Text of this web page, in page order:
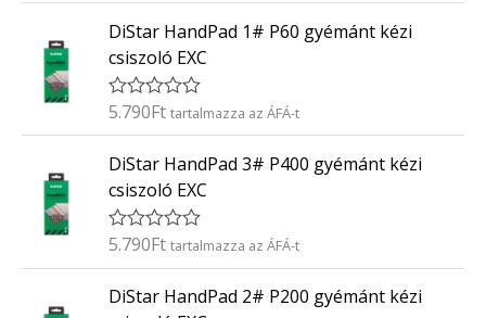
/
5
é
e
l
é
s
:
/
5
DiStar HandPad 1# P60 gyémánt kézi
csiszoló EXC
É
é
e
l
s
:
/
5.790Ft tartalmazza az ÁFÁ-t
DiStar HandPad 3# P400 gyémánt kézi
csiszoló EXC
É
é
5.790Ft tartalmazza az ÁFÁ-t
DiStar HandPad 2# P200 gyémánt kézi